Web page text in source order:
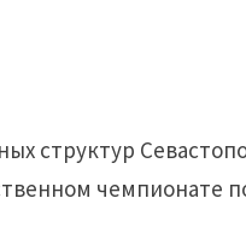
структур
чемпионате